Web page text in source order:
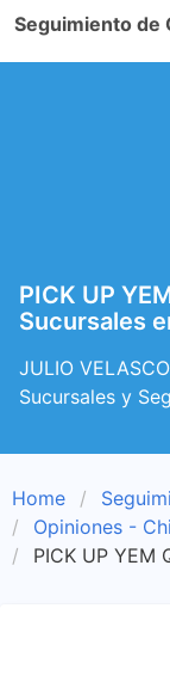
Seguimiento de
PICK UP
Sucursales
JULIO
Sucursales y
Home
Opiniones -
PICK UP YEM